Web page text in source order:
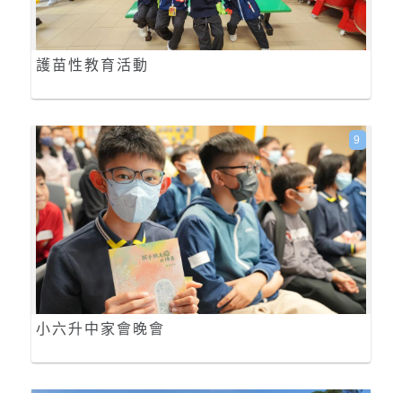
護苗性教育活動
小六升中家會晚會
9